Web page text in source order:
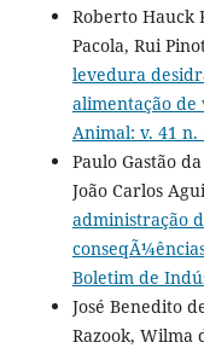
Roberto Hauck
Pacola, Rui
levedura
alimentação de
Animal: v. 41 n.
Paulo Gastão
João Carlos
administração
Boletim de
José Benedito
Razook, Wilma